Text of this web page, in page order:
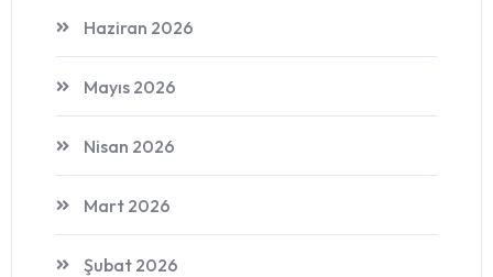
Haziran 2026
Mayıs 2026
Nisan 2026
Mart 2026
Şubat 2026